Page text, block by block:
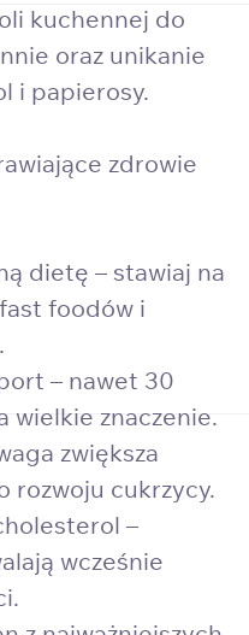
kuchennej do
oraz unikanie
i papierosy.
zdrowie
dietę – stawiaj na
foodów i
– nawet 30
wielkie znaczenie.
zwiększa
rozwoju cukrzycy.
–
wcześnie